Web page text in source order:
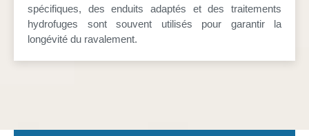
spécifiques, des enduits adaptés et des traitements
hydrofuges sont souvent utilisés pour garantir la
longévité du ravalement.